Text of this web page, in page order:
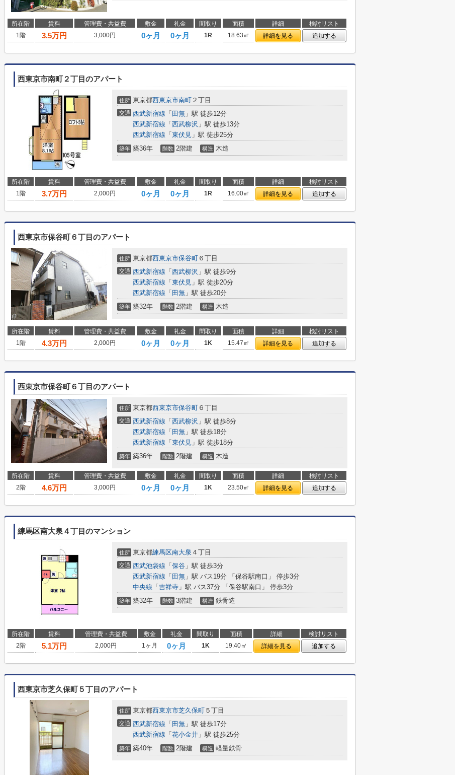
所在階 賃料 管理費・共益費 敷金 礼金 間取り 面積 詳細
検討リスト
1階
3.5万円 3,000円 0ヶ月 0ヶ月 1R 18.63㎡ 詳細を見る 追加する
西東京市南町２丁目のアパート
住所 東京都西東京市南町 ２丁目
交通 西武新宿線 「 田無 」駅 徒歩12分
西武新宿線 「 西武柳沢 」駅 徒歩13分
西武新宿線 「 東伏見 」駅 徒歩25分
築年 築36年 階数 2階建 構造 木造
所在階 賃料 管理費・共益費 敷金 礼金 間取り 面積 詳細
検討リスト
1階
3.7万円 2,000円 0ヶ月 0ヶ月 1R 16.00㎡ 詳細を見る 追加する
西東京市保谷町６丁目のアパート
住所 東京都西東京市保谷町 ６丁目
交通 西武新宿線 「 西武柳沢 」駅 徒歩9分
西武新宿線 「 東伏見 」駅 徒歩20分
西武新宿線 「 田無 」駅 徒歩20分
築年 築32年 階数 2階建 構造 木造
所在階 賃料 管理費・共益費 敷金 礼金 間取り 面積 詳細
検討リスト
1階
4.3万円 2,000円 0ヶ月 0ヶ月 1K 15.47㎡ 詳細を見る 追加する
西東京市保谷町６丁目のアパート
住所 東京都西東京市保谷町 ６丁目
交通 西武新宿線 「 西武柳沢 」駅 徒歩8分
西武新宿線 「 田無 」駅 徒歩18分
西武新宿線 「 東伏見 」駅 徒歩18分
築年 築36年 階数 2階建 構造 木造
所在階 賃料 管理費・共益費 敷金 礼金 間取り 面積 詳細
検討リスト
2階
4.6万円 3,000円 0ヶ月 0ヶ月 1K 23.50㎡ 詳細を見る 追加する
練馬区南大泉４丁目のマンション
住所 東京都練馬区南大泉 ４丁目
交通 西武池袋線 「 保谷 」駅 徒歩3分
西武新宿線 「 田無 」駅 バス19分 「保谷駅南口」 停歩3分
中央線 「 吉祥寺 」駅 バス37分 「保谷駅南口」 停歩3分
築年 築32年 階数 3階建 構造 鉄骨造
所在階 賃料 管理費・共益費 敷金 礼金 間取り 面積 詳細
検討リスト
2階
5.1万円 2,000円 1ヶ月 0ヶ月 1K 19.40㎡ 詳細を見る 追加する
西東京市芝久保町５丁目のアパート
住所 東京都西東京市芝久保町 ５丁目
交通 西武新宿線 「 田無 」駅 徒歩17分
西武新宿線 「 花小金井 」駅 徒歩25分
築年 築40年 階数 2階建 構造 軽量鉄骨